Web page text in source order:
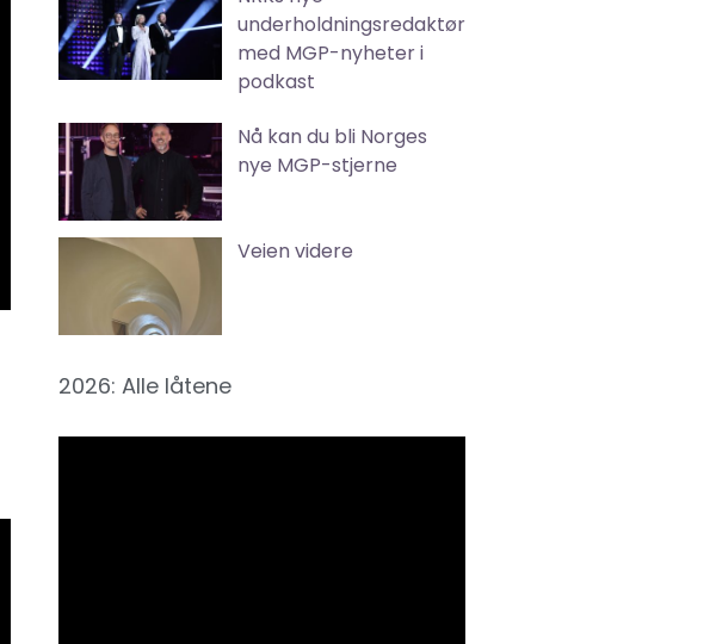
underholdningsredaktør
med MGP-nyheter i
podkast
Nå kan du bli Norges
nye MGP-stjerne
Veien videre
2026: Alle låtene